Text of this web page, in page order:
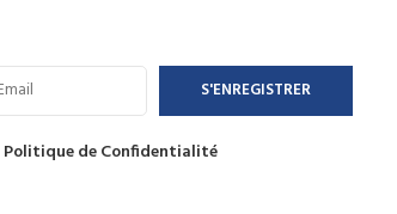
Politique de Confidentialité